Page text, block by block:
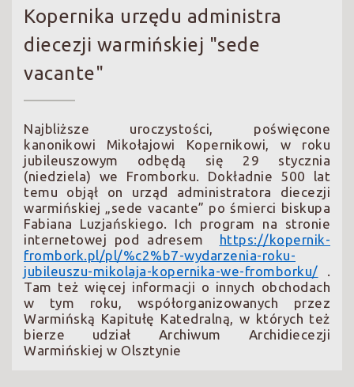
Kopernika urzędu administra
diecezji warmińskiej "sede
vacante"
Najbliższe uroczystości, poświęcone
kanonikowi Mikołajowi Kopernikowi, w roku
jubileuszowym odbędą się 29 stycznia
(niedziela) we Fromborku. Dokładnie 500 lat
temu objął on urząd administratora diecezji
warmińskiej „sede vacante” po śmierci biskupa
Fabiana Luzjańskiego. Ich program na stronie
internetowej pod adresem https://kopernik-
frombork.pl/pl/%c2%b7-wydarzenia-roku-
jubileuszu-mikolaja-kopernika-we-fromborku/ .
Tam też więcej informacji o innych obchodach
w tym roku, współorganizowanych przez
Warmińską Kapitułę Katedralną, w których też
bierze udział Archiwum Archidiecezji
Warmińskiej w Olsztynie